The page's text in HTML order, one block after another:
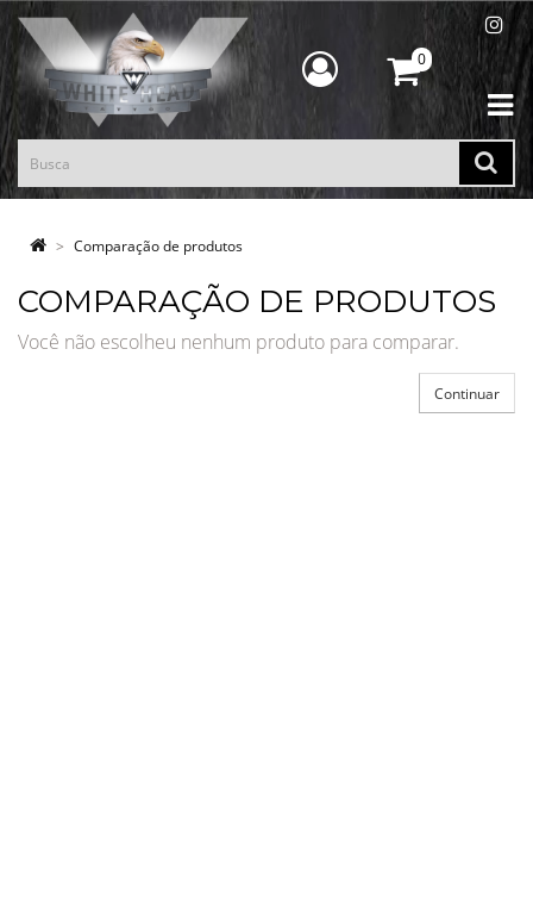
0
Comparação de produtos
COMPARAÇÃO DE PRODUTOS
Você não escolheu nenhum produto para comparar.
Continuar